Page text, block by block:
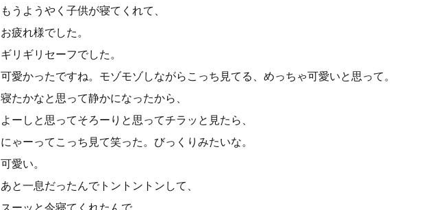
もうようやく子供が寝てくれて、
お疲れ様でした。
ギリギリセーフでした。
可愛かったですね。モゾモゾしながらこっち見てる、めっちゃ可愛いと思って。
寝たかなと思って静かになったから、
よーしと思ってそろーりと思ってチラッと見たら、
にゃーってこっち見て笑った。びっくりみたいな。
可愛い。
あと一息だったんでトントントンして、